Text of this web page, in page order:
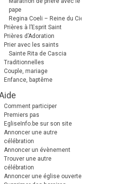
pape
Regina Coeli – Reine du Ciel
Prières à l’Esprit Saint
Prières d’Adoration
Prier avec les saints
Sainte Rita de Cascia
Traditionnelles
Couple, mariage
Enfance, baptême
Comment participer
Premiers pas
EgliseInfo.be sur son site
Annoncer une autre
célébration
Annoncer un évènement
Trouver une autre
célébration
Annoncer une église ouverte